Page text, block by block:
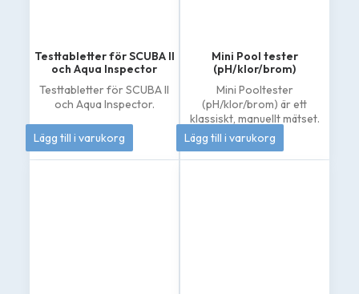
Testtabletter för SCUBA II
och Aqua Inspector
Testtabletter för SCUBA II
och Aqua Inspector.
206kr
Lägg till i varukorg
Mini Pool tester
(pH/klor/brom)
Mini Pooltester
(pH/klor/brom) är ett
klassiskt, manuellt mätset.
133kr
Lägg till i varukorg